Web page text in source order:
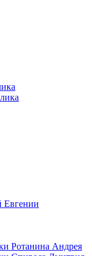
Евгении
Ротанина Андрея